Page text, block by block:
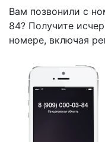
Вам позвонили с
84? Получите
номере, включая